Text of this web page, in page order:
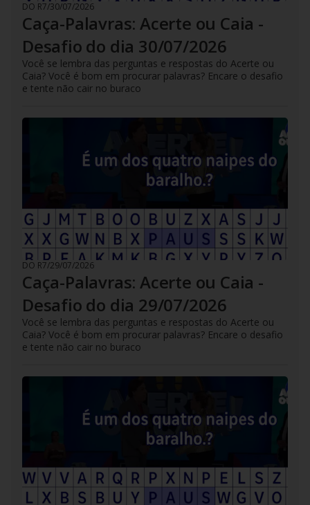
DO R7/30/07/2026
Caça-Palavras: Acerte ou Caia -
Desafio do dia 30/07/2026
Você se lembra das perguntas e respostas do Acerte ou
Caia? Você é bom em procurar palavras? Encare o desafio
e tente não cair no buraco
DO R7/29/07/2026
Caça-Palavras: Acerte ou Caia -
Desafio do dia 29/07/2026
Você se lembra das perguntas e respostas do Acerte ou
Caia? Você é bom em procurar palavras? Encare o desafio
e tente não cair no buraco